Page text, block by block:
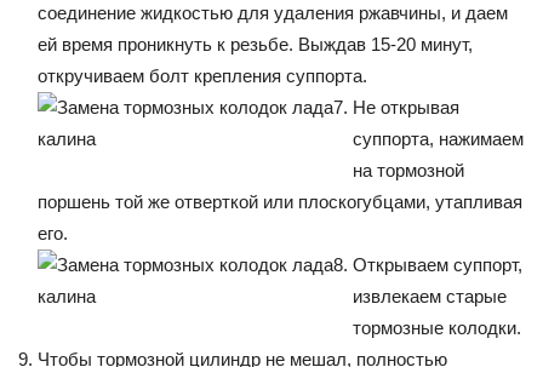
соединение жидкостью для удаления ржавчины, и даем
ей время проникнуть к резьбе. Выждав 15-20 минут,
откручиваем болт крепления суппорта.
Не открывая
суппорта, нажимаем
на тормозной
поршень той же отверткой или плоскогубцами, утапливая
его.
Открываем суппорт,
извлекаем старые
тормозные колодки.
Чтобы тормозной цилиндр не мешал, полностью